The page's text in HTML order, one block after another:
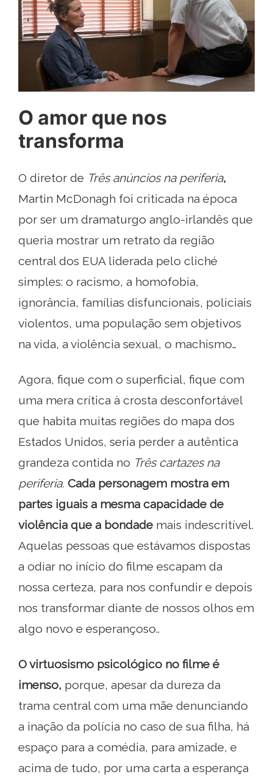
O amor que nos
transforma
O diretor de Três anúncios na periferia,
Martin McDonagh foi criticada na época
por ser um dramaturgo anglo-irlandês que
queria mostrar um retrato da região
central dos EUA liderada pelo cliché
simples: o racismo, a homofobia,
ignorância, famílias disfuncionais, policiais
violentos, uma população sem objetivos
na vida, a violência sexual, o machismo…
Agora, fique com o superficial, fique com
uma mera crítica à crosta desconfortável
que habita muitas regiões do mapa dos
Estados Unidos, seria perder a autêntica
grandeza contida no Três cartazes na
periferia. Cada personagem mostra em
partes iguais a mesma capacidade de
violência que a bondade mais indescritível.
Aquelas pessoas que estávamos dispostas
a odiar no início do filme escapam da
nossa certeza, para nos confundir e depois
nos transformar diante de nossos olhos em
algo novo e esperançoso..
O virtuosismo psicológico no filme é
imenso, porque, apesar da dureza da
trama central com uma mãe denunciando
a inação da polícia no caso de sua filha, há
espaço para a comédia, para amizade, e
acima de tudo, por uma carta a esperança